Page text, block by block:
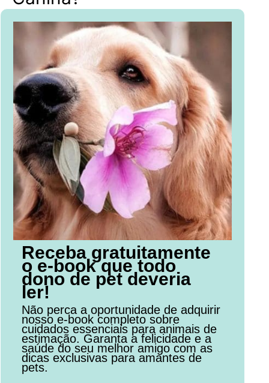
Receba gratuitamente
o e-book que todo
dono de pet deveria
ler!
Não perca a oportunidade de adquirir
nosso e-book completo sobre
cuidados essenciais para animais de
estimação. Garanta a felicidade e a
saúde do seu melhor amigo com as
dicas exclusivas para amantes de
pets.